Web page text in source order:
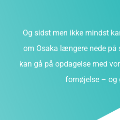
Og sidst men ikke mindst
om Osaka længere nede på
kan gå på opdagelse med
fornøjelse – og